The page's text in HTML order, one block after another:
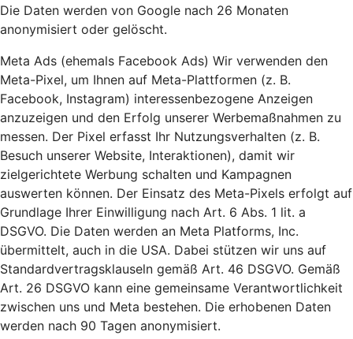
Die Daten werden von Google nach 26 Monaten
anonymisiert oder gelöscht.
Meta Ads (ehemals Facebook Ads) Wir verwenden den
Meta-Pixel, um Ihnen auf Meta-Plattformen (z. B.
Facebook, Instagram) interessenbezogene Anzeigen
anzuzeigen und den Erfolg unserer Werbemaßnahmen zu
messen. Der Pixel erfasst Ihr Nutzungsverhalten (z. B.
Besuch unserer Website, Interaktionen), damit wir
zielgerichtete Werbung schalten und Kampagnen
auswerten können. Der Einsatz des Meta-Pixels erfolgt auf
Grundlage Ihrer Einwilligung nach Art. 6 Abs. 1 lit. a
DSGVO. Die Daten werden an Meta Platforms, Inc.
übermittelt, auch in die USA. Dabei stützen wir uns auf
Standardvertragsklauseln gemäß Art. 46 DSGVO. Gemäß
Art. 26 DSGVO kann eine gemeinsame Verantwortlichkeit
zwischen uns und Meta bestehen. Die erhobenen Daten
werden nach 90 Tagen anonymisiert.